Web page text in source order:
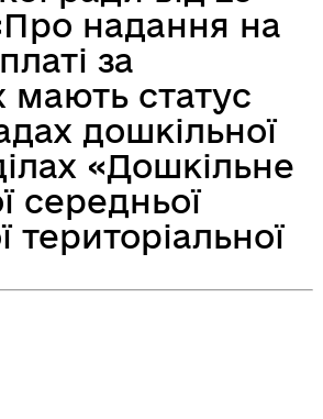
Учасникам бойових дій
надання на
за
мають статус
дошкільної
«Дошкільне
середньої
територіальної